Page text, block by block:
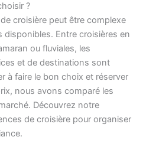
?
croisière peut être complexe
disponibles. Entre croisières en
ou fluviales, les
et de destinations sont
à faire le bon choix et réserver
nous avons comparé les
Découvrez notre
de croisière pour organiser